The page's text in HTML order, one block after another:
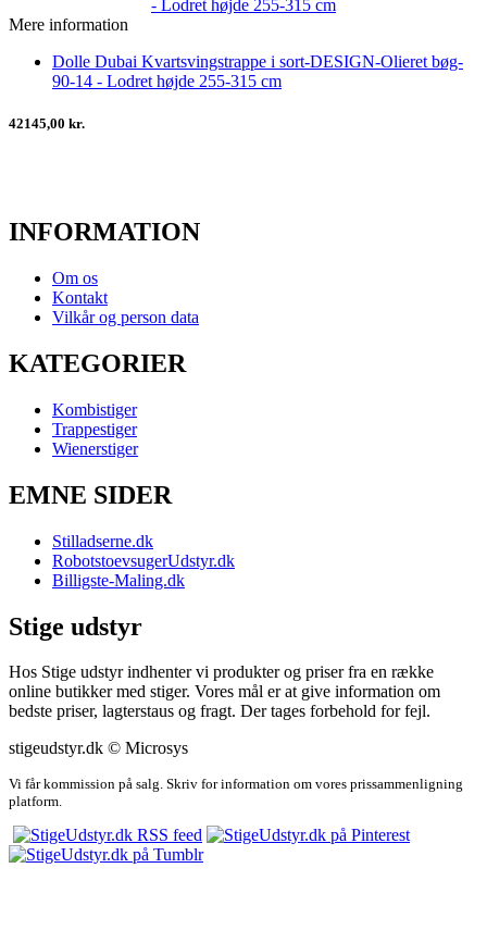
Mere information
Dolle Dubai Kvartsvingstrappe i sort-DESIGN-Olieret bøg-
90-14 - Lodret højde 255-315 cm
42145,00 kr.
INFORMATION
Om os
Kontakt
Vilkår og person data
KATEGORIER
Kombistiger
Trappestiger
Wienerstiger
EMNE SIDER
Stilladserne.dk
RobotstoevsugerUdstyr.dk
Billigste-Maling.dk
Stige udstyr
Hos Stige udstyr indhenter vi produkter og priser fra en række
online butikker med stiger. Vores mål er at give information om
bedste priser, lagterstaus og fragt. Der tages forbehold for fejl.
stigeudstyr.dk © Microsys
Vi får kommission på salg. Skriv for information om vores prissammenligning
platform.